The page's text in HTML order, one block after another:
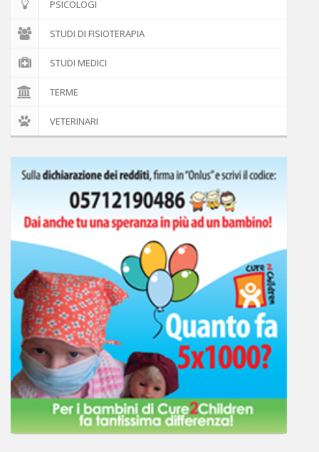
PSICOLOGI
STUDI DI FISIOTERAPIA
STUDI MEDICI
TERME
VETERINARI